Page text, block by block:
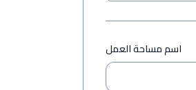
اسم مساحة العمل